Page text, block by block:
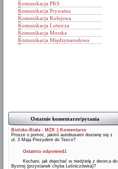
Komunikacja PKS
Komunikacja Prywatna
Komunikacja Kolejowa
Komunikacja Lotnicza
Komunikacja Morska
Komunikacja Międzynarodowa
Ostatnie komentarze/pytania
Bielsko-Biała - MZK
Komentarze
Prosze o pomoc, jakimi autobusami dostanę się z
ul. 3 Maja Prezydent do Tesco?
Ostatnia odpowiedź
Kochani, jak dojechać w niedzielę z dworca do
Bystrej (przystanek chyba Leśniczówka)?